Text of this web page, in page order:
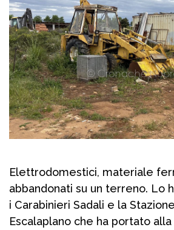
Elettrodomestici, materiale
abbandonati su un terreno. Lo
i Carabinieri Sadali e la
Escalaplano che ha portato